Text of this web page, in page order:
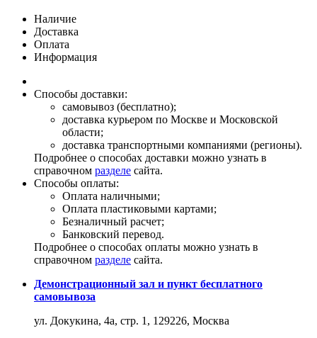
Наличие
Доставка
Оплата
Информация
Способы доставки:
самовывоз (бесплатно);
доставка курьером по Москве и Московской
области;
доставка транспортными компаниями (регионы).
Подробнее о способах доставки можно узнать в
справочном разделе сайта.
Способы оплаты:
Оплата наличными;
Оплата пластиковыми картами;
Безналичный расчет;
Банковский перевод.
Подробнее о способах оплаты можно узнать в
справочном разделе сайта.
Демонстрационный зал и пункт бесплатного
самовывоза
ул. Докукина, 4а, стр. 1, 129226, Москва